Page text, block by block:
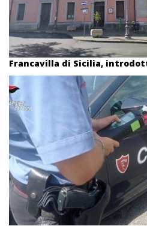
Francavilla di Sicilia,